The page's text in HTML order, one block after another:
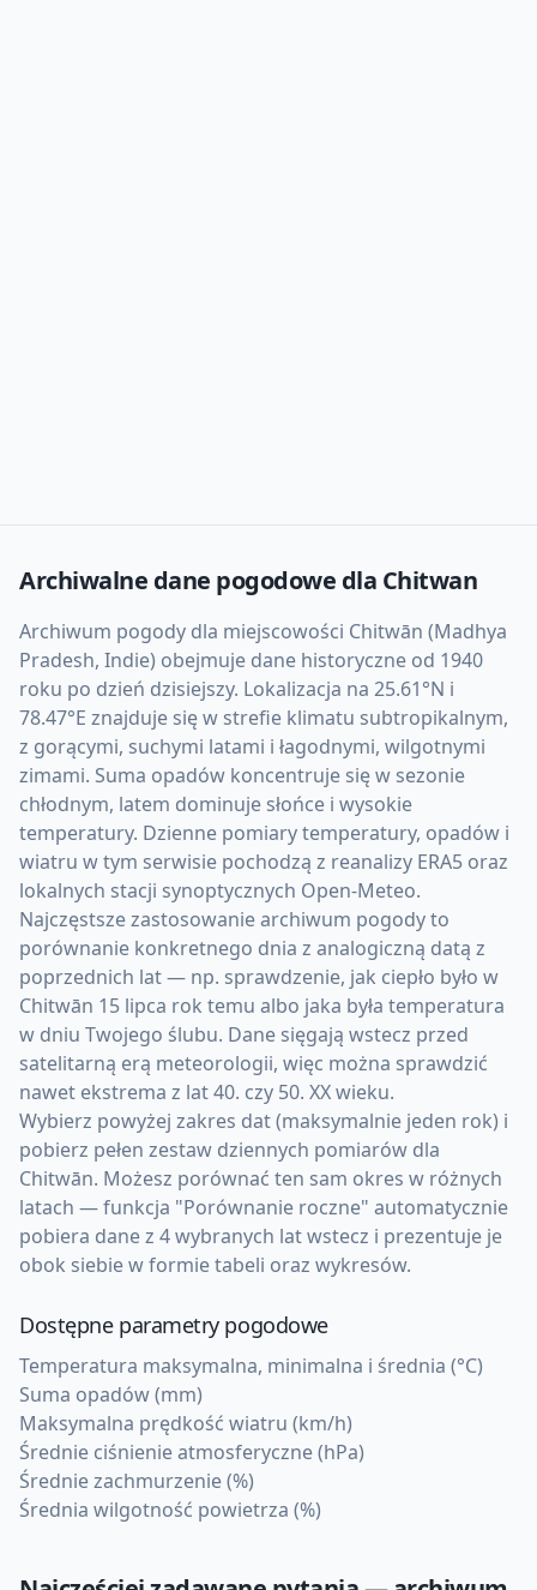
Archiwalne dane pogodowe dla Chitwan
Archiwum pogody dla miejscowości Chitwān (Madhya
Pradesh, Indie) obejmuje dane historyczne od 1940
roku po dzień dzisiejszy. Lokalizacja na 25.61°N i
78.47°E znajduje się w strefie klimatu subtropikalnym,
z gorącymi, suchymi latami i łagodnymi, wilgotnymi
zimami. Suma opadów koncentruje się w sezonie
chłodnym, latem dominuje słońce i wysokie
temperatury. Dzienne pomiary temperatury, opadów i
wiatru w tym serwisie pochodzą z reanalizy ERA5 oraz
lokalnych stacji synoptycznych Open-Meteo.
Najczęstsze zastosowanie archiwum pogody to
porównanie konkretnego dnia z analogiczną datą z
poprzednich lat — np. sprawdzenie, jak ciepło było w
Chitwān 15 lipca rok temu albo jaka była temperatura
w dniu Twojego ślubu. Dane sięgają wstecz przed
satelitarną erą meteorologii, więc można sprawdzić
nawet ekstrema z lat 40. czy 50. XX wieku.
Wybierz powyżej zakres dat (maksymalnie jeden rok) i
pobierz pełen zestaw dziennych pomiarów dla
Chitwān. Możesz porównać ten sam okres w różnych
latach — funkcja "Porównanie roczne" automatycznie
pobiera dane z 4 wybranych lat wstecz i prezentuje je
obok siebie w formie tabeli oraz wykresów.
Dostępne parametry pogodowe
Temperatura maksymalna, minimalna i średnia (°C)
Suma opadów (mm)
Maksymalna prędkość wiatru (km/h)
Średnie ciśnienie atmosferyczne (hPa)
Średnie zachmurzenie (%)
Średnia wilgotność powietrza (%)